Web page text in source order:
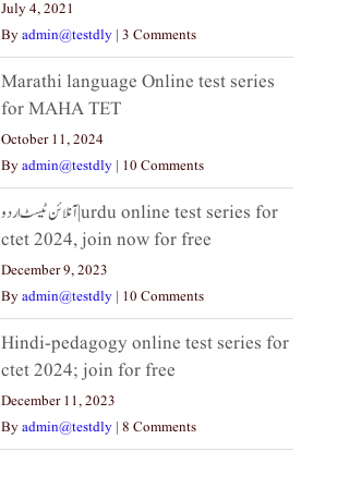
July 4, 2021
Byadmin@testdly | 3 Comments
Marathi language Online test series
for MAHA TET
October 11, 2024
Byadmin@testdly | 10 Comments
آنلائن ٹیسٹ اردو|urdu online test series for
ctet 2024, join now for free
December 9, 2023
Byadmin@testdly | 10 Comments
Hindi-pedagogy online test series for
ctet 2024; join for free
December 11, 2023
Byadmin@testdly | 8 Comments